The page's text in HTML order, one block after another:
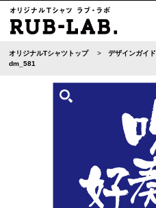
オリジナルTシャツトップ デザインガイド
dm_581